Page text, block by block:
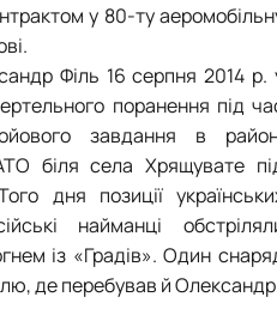
у 80-ту
Філь 16 серпня 2014 р.
поранення під
завдання в
біля села Хрящувате
дня позиції
найманці
із «Градів». Один
де перебував й